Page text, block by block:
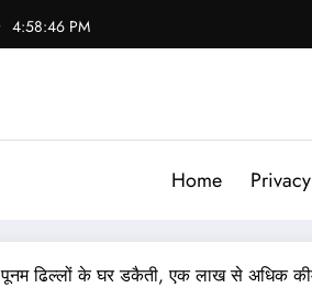
4:58:48 PM
Home
पूनम ढिल्लों के घर डकैती, एक लाख से अधिक